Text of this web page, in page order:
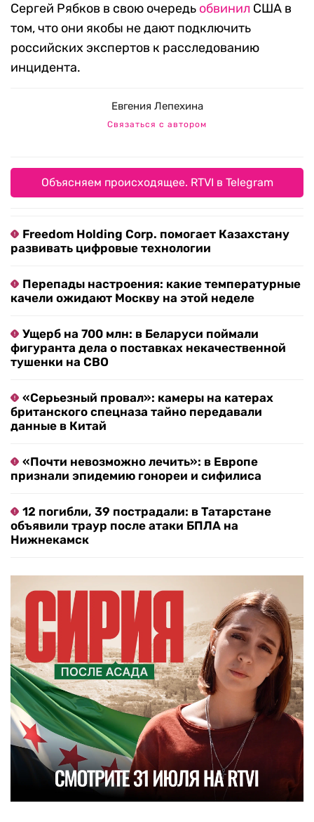
Сергей Рябков в свою очередь обвинил США в
том, что они якобы не дают подключить
российских экспертов к расследованию
инцидента.
Евгения Лепехина
Связаться с автором
Объясняем происходящее. RTVI в Telegram
Freedom Holding Corp. помогает Казахстану
развивать цифровые технологии
Перепады настроения: какие температурные
качели ожидают Москву на этой неделе
Ущерб на 700 млн: в Беларуси поймали
фигуранта дела о поставках некачественной
тушенки на СВО
«Серьезный провал»: камеры на катерах
британского спецназа тайно передавали
данные в Китай
«Почти невозможно лечить»: в Европе
признали эпидемию гонореи и сифилиса
12 погибли, 39 пострадали: в Татарстане
объявили траур после атаки БПЛА на
Нижнекамск